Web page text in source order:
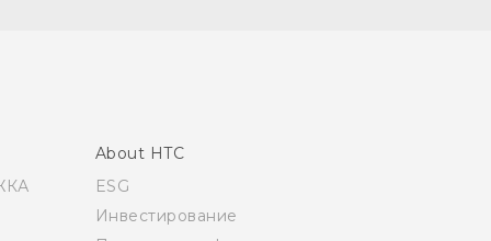
About HTC
ESG
Инвестирование